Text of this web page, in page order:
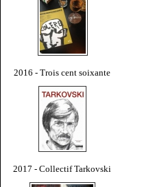
2016 - Trois cent soixante
2017 - Collectif Tarkovski